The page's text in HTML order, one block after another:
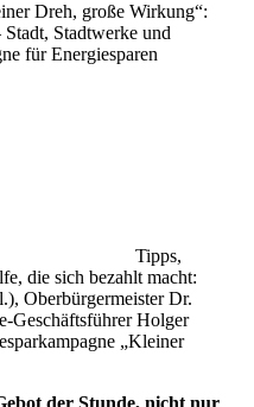
Dreh, große Wirkung“:
Stadtwerke und
für Energiesparen
Tipps,
die sich bezahlt macht:
Oberbürgermeister Dr.
Geschäftsführer Holger
„Kleiner